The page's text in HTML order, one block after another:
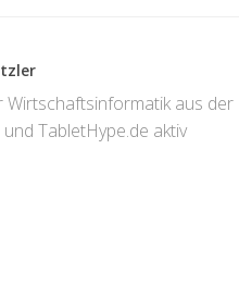
Wirtschaftsinformatik aus
TabletHype.de aktiv